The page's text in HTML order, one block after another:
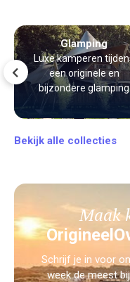
Glamping
Luxe kamperen
een originele en
bijzondere glamping
vakantie.
Bekijk alle collecties
Maak
Schrijf je in voor
week de meest